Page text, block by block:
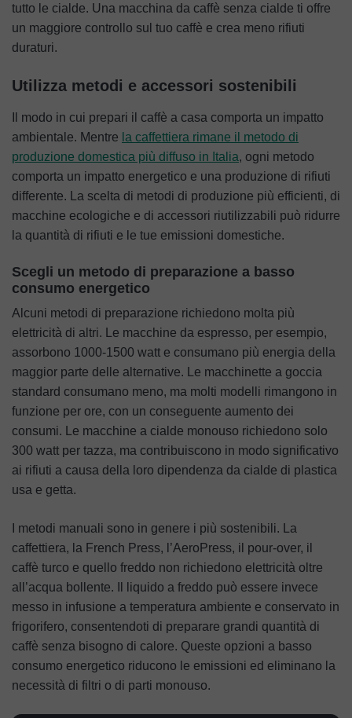
tutto le cialde. Una macchina da caffè senza cialde ti offre
un maggiore controllo sul tuo caffè e crea meno rifiuti
duraturi.
Utilizza metodi e accessori sostenibili
Il modo in cui prepari il caffè a casa comporta un impatto
ambientale. Mentre la caffettiera rimane il metodo di
produzione domestica più diffuso in Italia, ogni metodo
comporta un impatto energetico e una produzione di rifiuti
differente. La scelta di metodi di produzione più efficienti, di
macchine ecologiche e di accessori riutilizzabili può ridurre
la quantità di rifiuti e le tue emissioni domestiche.
Scegli un metodo di preparazione a basso
consumo energetico
Alcuni metodi di preparazione richiedono molta più
elettricità di altri. Le macchine da espresso, per esempio,
assorbono 1000-1500 watt e consumano più energia della
maggior parte delle alternative. Le macchinette a goccia
standard consumano meno, ma molti modelli rimangono in
funzione per ore, con un conseguente aumento dei
consumi. Le macchine a cialde monouso richiedono solo
300 watt per tazza, ma contribuiscono in modo significativo
ai rifiuti a causa della loro dipendenza da cialde di plastica
usa e getta.
I metodi manuali sono in genere i più sostenibili. La
caffettiera, la French Press, l’AeroPress, il pour-over, il
caffè turco e quello freddo non richiedono elettricità oltre
all’acqua bollente. Il liquido a freddo può essere invece
messo in infusione a temperatura ambiente e conservato in
frigorifero, consentendoti di preparare grandi quantità di
caffè senza bisogno di calore. Queste opzioni a basso
consumo energetico riducono le emissioni ed eliminano la
necessità di filtri o di parti monouso.